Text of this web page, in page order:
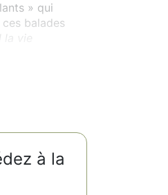
» qui
balades
vie
à la